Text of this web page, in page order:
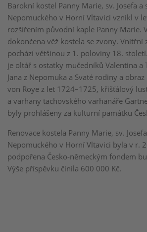
Barokní kostel Panny Marie, sv. Josefa a
Nepomuckého v Horní Vltavici vznikl v
rozšířením původní kaple Panny Marie.
dokončena věž kostela se zvony. Vnitřní
pochází většinou z 1. poloviny 18.
je oltář s ostatky mučedníků Valentina a
Jana z Nepomuka a Svaté rodiny a
von Roye z let 1724–1725, křišťálový
a varhany tachovského varhanáře
byly prohlášeny za kulturní památku
Renovace kostela Panny Marie, sv.
Nepomuckého v Horní Vltavici byla v r.
podpořena Česko-německým fondem
Výše příspěvku činila 600 000 Kč.